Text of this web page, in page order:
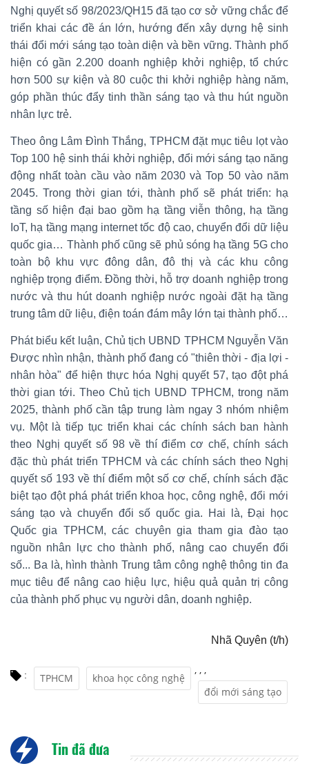
Nghị quyết số 98/2023/QH15 đã tạo cơ sở vững chắc để
triển khai các đề án lớn, hướng đến xây dựng hệ sinh
thái đổi mới sáng tạo toàn diện và bền vững. Thành phố
hiện có gần 2.200 doanh nghiệp khởi nghiệp, tổ chức
hơn 500 sự kiện và 80 cuộc thi khởi nghiệp hàng năm,
góp phần thúc đẩy tinh thần sáng tạo và thu hút nguồn
nhân lực trẻ.
Theo ông Lâm Đình Thắng, TPHCM đặt mục tiêu lọt vào
Top 100 hệ sinh thái khởi nghiệp, đổi mới sáng tạo năng
động nhất toàn cầu vào năm 2030 và Top 50 vào năm
2045. Trong thời gian tới, thành phố sẽ phát triển: hạ
tầng số hiện đại bao gồm hạ tầng viễn thông, hạ tầng
IoT, hạ tầng mạng internet tốc độ cao, chuyển đổi dữ liệu
quốc gia… Thành phố cũng sẽ phủ sóng hạ tầng 5G cho
toàn bộ khu vực đông dân, đô thị và các khu công
nghiệp trọng điểm. Đồng thời, hỗ trợ doanh nghiệp trong
nước và thu hút doanh nghiệp nước ngoài đặt hạ tầng
trung tâm dữ liệu, điện toán đám mây lớn tại thành phố…
Phát biểu kết luận, Chủ tịch UBND TPHCM Nguyễn Văn
Được nhìn nhận, thành phố đang có "thiên thời - địa lợi -
nhân hòa" để hiện thực hóa Nghị quyết 57, tạo đột phá
thời gian tới. Theo Chủ tịch UBND TPHCM, trong năm
2025, thành phố cần tập trung làm ngay 3 nhóm nhiệm
vụ. Một là tiếp tục triển khai các chính sách ban hành
theo Nghị quyết số 98 về thí điểm cơ chế, chính sách
đặc thù phát triển TPHCM và các chính sách theo Nghị
quyết số 193 về thí điểm một số cơ chế, chính sách đặc
biệt tạo đột phá phát triển khoa học, công nghệ, đổi mới
sáng tạo và chuyển đổi số quốc gia. Hai là, Đại học
Quốc gia TPHCM, các chuyên gia tham gia đào tạo
nguồn nhân lực cho thành phố, nâng cao chuyển đổi
số... Ba là, hình thành Trung tâm công nghệ thông tin đa
mục tiêu để nâng cao hiệu lực, hiệu quả quản trị công
của thành phố phục vụ người dân, doanh nghiệp.
Nhã Quyên (t/h)
: TPHCM
,
khoa học công nghệ
,
đổi mới sáng tạo
,
Tin đã đưa